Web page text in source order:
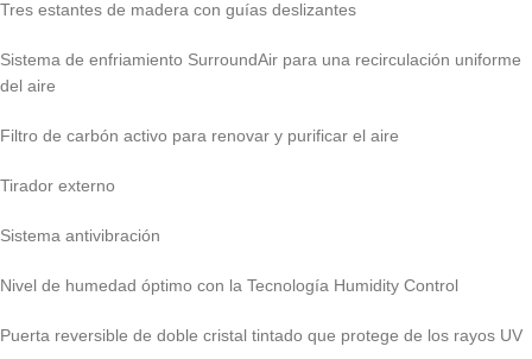
Tres estantes de madera con guías deslizantes
Sistema de enfriamiento SurroundAir para una recirculación uniforme
del aire
Filtro de carbón activo para renovar y purificar el aire
Tirador externo
Sistema antivibración
Nivel de humedad óptimo con la Tecnología Humidity Control
Puerta reversible de doble cristal tintado que protege de los rayos UV